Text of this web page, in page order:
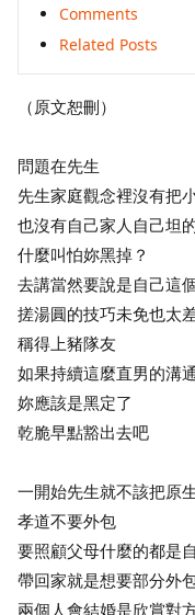
Comments
Related Posts
（原文恕刪）
問題在先生
先生家庭觀念裡沒有把
也沒有自己家人自己坦
什麼叫怕妳黑掉？
去講當然要說是自己這
搓湯圓的技巧未免也太
稱得上豬隊友
如果持續這麼直男的溝
妳應該是黑定了
乾脆早點豁出去吧
一開始先生就不該把原
孝道不要外包
要照顧父母什麼的都是
帶回家就是想要部分外
兩個人會結婚是欣賞對